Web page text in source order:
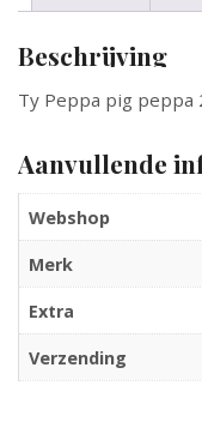
Beschrijving
Ty Peppa pig peppa
Aanvullende
Webshop
Merk
Extra
Verzending